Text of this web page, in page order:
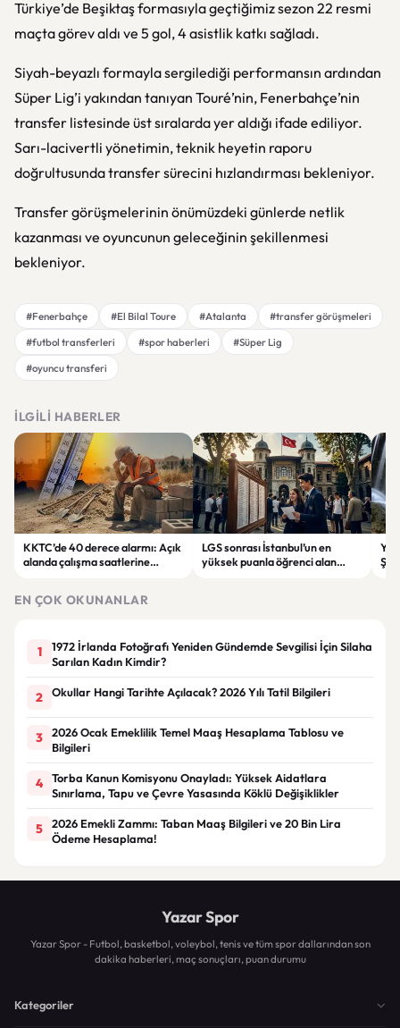
Türkiye’de Beşiktaş formasıyla geçtiğimiz sezon 22 resmi
maçta görev aldı ve 5 gol, 4 asistlik katkı sağladı.
Siyah-beyazlı formayla sergilediği performansın ardından
Süper Lig’i yakından tanıyan Touré’nin, Fenerbahçe’nin
transfer listesinde üst sıralarda yer aldığı ifade ediliyor.
Sarı-lacivertli yönetimin, teknik heyetin raporu
doğrultusunda transfer sürecini hızlandırması bekleniyor.
Transfer görüşmelerinin önümüzdeki günlerde netlik
kazanması ve oyuncunun geleceğinin şekillenmesi
bekleniyor.
#Fenerbahçe #El Bilal Toure #Atalanta
#transfer görüşmeleri
#futbol transferleri
#spor haberleri
#Süper Lig
#oyuncu transferi
İLGILI HABERLER
KKTC’de 40 derece alarmı: Açık
alanda çalışma saatlerine
LGS sonrası İstanbul’un en
yüksek puanla öğrenci alan
EN ÇOK OKUNANLAR
1
1972 İrlanda Fotoğrafı Yeniden Gündemde Sevgilisi İçin Silaha
Sarılan Kadın Kimdir?
2 Okullar Hangi Tarihte Açılacak? 2026 Yılı Tatil Bilgileri
3
2026 Ocak Emeklilik Temel Maaş Hesaplama Tablosu ve
Bilgileri
4
Torba Kanun Komisyonu Onayladı: Yüksek Aidatlara
Sınırlama, Tapu ve Çevre Yasasında Köklü Değişiklikler
5
2026 Emekli Zammı: Taban Maaş Bilgileri ve 20 Bin Lira
Ödeme Hesaplama!
Yazar Spor
Yazar Spor - Futbol, basketbol, voleybol, tenis ve tüm spor dallarından son
dakika haberleri, maç sonuçları, puan durumu
Kategoriler